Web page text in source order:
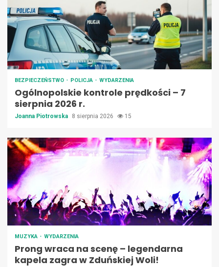
BEZPIECZEŃSTWO POLICJA WYDARZENIA
Ogólnopolskie kontrole prędkości – 7
sierpnia 2026 r.
Joanna Piotrowska 8 sierpnia 2026 15
MUZYKA WYDARZENIA
Prong wraca na scenę – legendarna
kapela zagra w Zduńskiej Woli!